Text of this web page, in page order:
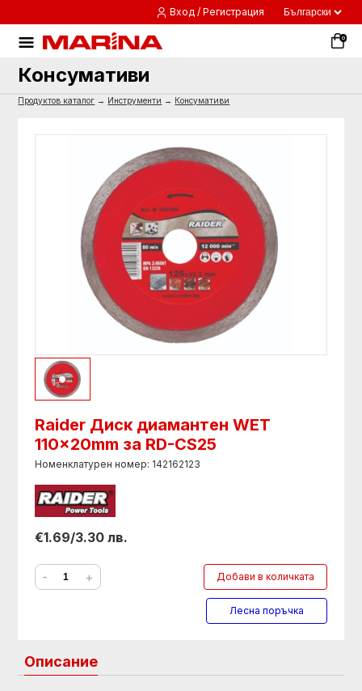
Вход / Регистрация
0
Консумативи
Продуктов каталог → Инструменти → Консумативи
Raider Диск диамантен WET
110x20mm за RD-CS25
Номенклатурен номер: 142162123
€1.69/3.30 лв.
- + Добави в количката
Лесна поръчка
Описание